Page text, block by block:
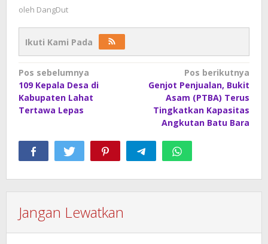
oleh DangDut
Ikuti Kami Pada
Navigasi
pos
Pos sebelumnya
109 Kepala Desa di
Kabupaten Lahat
Tertawa Lepas
Pos berikutnya
Genjot Penjualan, Bukit
Asam (PTBA) Terus
Tingkatkan Kapasitas
Angkutan Batu Bara
Jangan Lewatkan